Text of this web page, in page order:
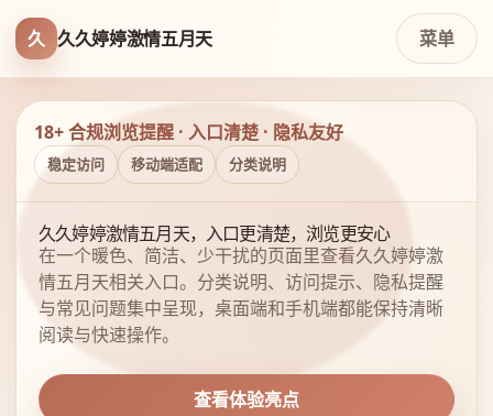
久 久久婷婷激情五月天 菜单
18+ 合规浏览提醒 · 入口清楚 · 隐私友好
稳定访问 移动端适配 分类说明
久久婷婷激情五月天，入口更清楚，浏览更安心
在一个暖色、简洁、少干扰的页面里查看久久婷婷激
情五月天相关入口。分类说明、访问提示、隐私提醒
与常见问题集中呈现，桌面端和手机端都能保持清晰
阅读与快速操作。
查看体验亮点